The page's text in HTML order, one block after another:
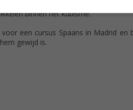
en levenloze objecten
binnen het kubisme.
een cursus Spaans in Madrid en
gewijd is.